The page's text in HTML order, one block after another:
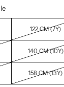
122 CM (7Y)
140 CM (10Y)
158 CM (13Y)